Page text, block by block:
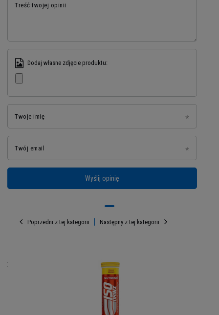
Pojemność: 500ml
Treść twojej opinii
Dodaj własne zdjęcie produktu:
Twoje imię
Twój email
Wyślij opinię
Poprzedni z tej kategorii Następny z tej kategorii